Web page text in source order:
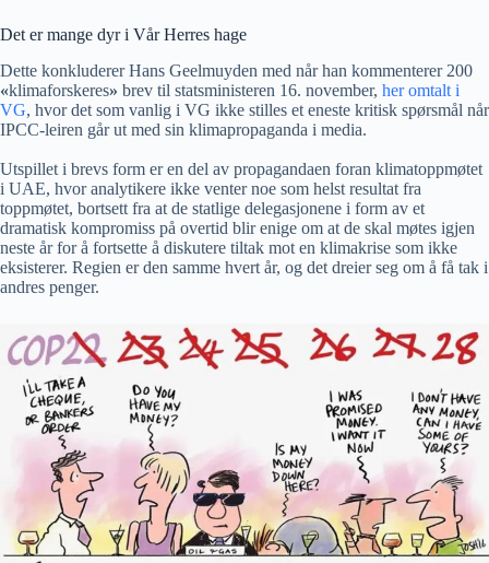
Det er mange dyr i Vår Herres hage
Dette konkluderer Hans Geelmuyden med når han kommenterer 200
«klimaforskeres» brev til statsministeren 16. november, her omtalt i
VG, hvor det som vanlig i VG ikke stilles et eneste kritisk spørsmål når
IPCC-leiren går ut med sin klimapropaganda i media.
Utspillet i brevs form er en del av propagandaen foran klimatoppmøtet
i UAE, hvor analytikere ikke venter noe som helst resultat fra
toppmøtet, bortsett fra at de statlige delegasjonene i form av et
dramatisk kompromiss på overtid blir enige om at de skal møtes igjen
neste år for å fortsette å diskutere tiltak mot en klimakrise som ikke
eksisterer. Regien er den samme hvert år, og det dreier seg om å få tak i
andres penger.